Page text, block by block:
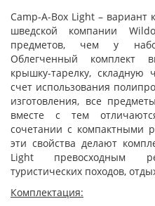
Camp-A-Box Light – вариант
шведской компании
предметов, чем у
Облегченный комплект
крышку-тарелку, складную
счет использования
изготовления, все
вместе с тем
сочетании с компактными
эти свойства делают
Light превосходным
туристических походов,
Комплектация: